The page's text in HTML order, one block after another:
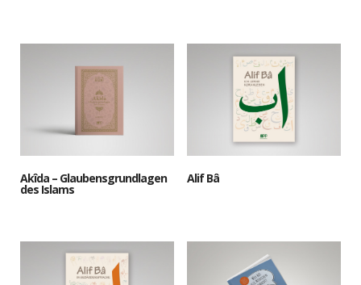
Akîda – Glaubensgrundlagen
des Islams
Alif Bâ